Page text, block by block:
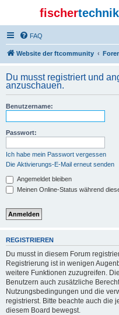
fischertechnik
FAQ
Website der ftcommunity
Du musst registriert und
anzuschauen.
Benutzername:
Passwort:
Ich habe mein Passwort vergessen
Die Aktivierungs-E-Mail erneut senden
Angemeldet bleiben
Meinen Online-Status während
REGISTRIEREN
Du musst in diesem Forum
Registrierung ist in wenigen
weitere Funktionen zuzugreifen.
Benutzern auch zusätzliche
Nutzungsbedingungen und die
registrierst. Bitte beachte auch die
diesem Board bewegst.